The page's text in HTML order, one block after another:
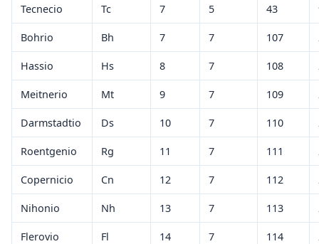
Tecnecio Tc 7 5 43
Bohrio Bh 7 7 107
Hassio Hs 8 7 108
Meitnerio Mt 9 7 109
Darmstadtio Ds 10 7 110
Roentgenio Rg 11 7 111
Copernicio Cn 12 7 112
Nihonio Nh 13 7 113
Flerovio Fl 14 7 114